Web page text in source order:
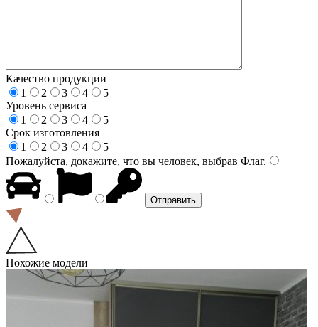
Качество продукции
1
2 3 4
5
Уровень сервиса
1
2 3 4
5
Срок изготовления
1
2 3 4
5
Пожалуйста, докажите, что вы человек, выбрав Флаг.
Похожие модели